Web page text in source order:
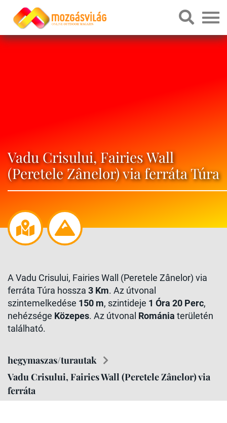
Vadu Crisului, Fairies Wall
(Peretele Zânelor) via ferráta Túra
A Vadu Crisului, Fairies Wall (Peretele Zânelor) via
ferráta Túra hossza 3 Km. Az útvonal
szintemelkedése 150 m, szintideje 1 Óra 20 Perc,
nehézsége Közepes. Az útvonal Románia területén
található.
hegymaszas/turautak
Vadu Crisului, Fairies Wall (Peretele Zânelor) via
ferráta